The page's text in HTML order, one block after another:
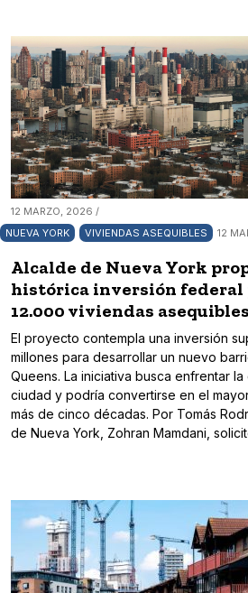
12 MARZO, 2026 /
NUEVA YORK
VIVIENDAS ASEQUIBLES 12
Alcalde de Nueva York
histórica inversión
12.000 viviendas asequibles
El proyecto contempla una inversión
millones para desarrollar un nuevo
Queens. La iniciativa busca enfrentar
ciudad y podría convertirse en el
más de cinco décadas. Por Tomás
de Nueva York, Zohran Mamdani,